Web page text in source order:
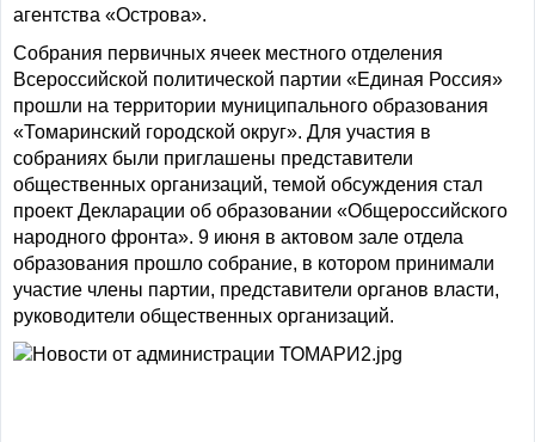
агентства «Острова».
Собрания первичных ячеек местного отделения
Всероссийской политической партии «Единая Россия»
прошли на территории муниципального образования
«Томаринский городской округ». Для участия в
собраниях были приглашены представители
общественных организаций, темой обсуждения стал
проект Декларации об образовании «Общероссийского
народного фронта». 9 июня в актовом зале отдела
образования прошло собрание, в котором принимали
участие члены партии, представители органов власти,
руководители общественных организаций.